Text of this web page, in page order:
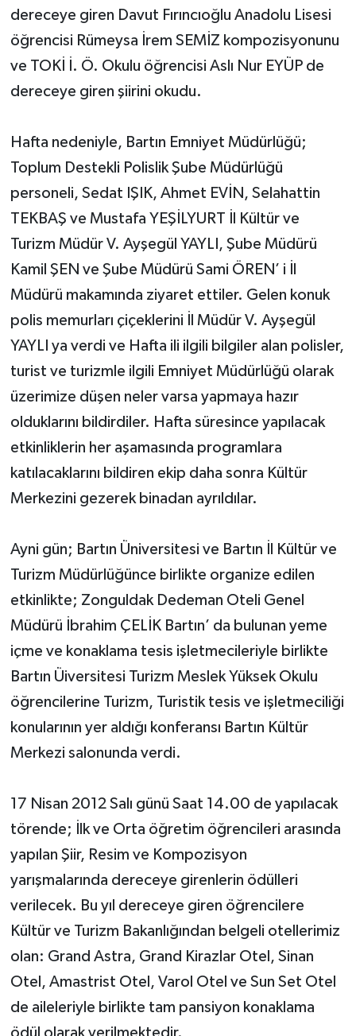
dereceye giren Davut Fırıncıoğlu Anadolu Lisesi
öğrencisi Rümeysa İrem SEMİZ kompozisyonunu
ve TOKİ İ. Ö. Okulu öğrencisi Aslı Nur EYÜP de
dereceye giren şiirini okudu.
Hafta nedeniyle, Bartın Emniyet Müdürlüğü;
Toplum Destekli Polislik Şube Müdürlüğü
personeli, Sedat IŞIK, Ahmet EVİN, Selahattin
TEKBAŞ ve Mustafa YEŞİLYURT İl Kültür ve
Turizm Müdür V. Ayşegül YAYLI, Şube Müdürü
Kamil ŞEN ve Şube Müdürü Sami ÖREN’ i İl
Müdürü makamında ziyaret ettiler. Gelen konuk
polis memurları çiçeklerini İl Müdür V. Ayşegül
YAYLI ya verdi ve Hafta ili ilgili bilgiler alan polisler,
turist ve turizmle ilgili Emniyet Müdürlüğü olarak
üzerimize düşen neler varsa yapmaya hazır
olduklarını bildirdiler. Hafta süresince yapılacak
etkinliklerin her aşamasında programlara
katılacaklarını bildiren ekip daha sonra Kültür
Merkezini gezerek binadan ayrıldılar.
Ayni gün; Bartın Üniversitesi ve Bartın İl Kültür ve
Turizm Müdürlüğünce birlikte organize edilen
etkinlikte; Zonguldak Dedeman Oteli Genel
Müdürü İbrahim ÇELİK Bartın’ da bulunan yeme
içme ve konaklama tesis işletmecileriyle birlikte
Bartın Üiversitesi Turizm Meslek Yüksek Okulu
öğrencilerine Turizm, Turistik tesis ve işletmeciliği
konularının yer aldığı konferansı Bartın Kültür
Merkezi salonunda verdi.
17 Nisan 2012 Salı günü Saat 14.00 de yapılacak
törende; İlk ve Orta öğretim öğrencileri arasında
yapılan Şiir, Resim ve Kompozisyon
yarışmalarında dereceye girenlerin ödülleri
verilecek. Bu yıl dereceye giren öğrencilere
Kültür ve Turizm Bakanlığından belgeli otellerimiz
olan: Grand Astra, Grand Kirazlar Otel, Sinan
Otel, Amastrist Otel, Varol Otel ve Sun Set Otel
de aileleriyle birlikte tam pansiyon konaklama
ödül olarak verilmektedir.